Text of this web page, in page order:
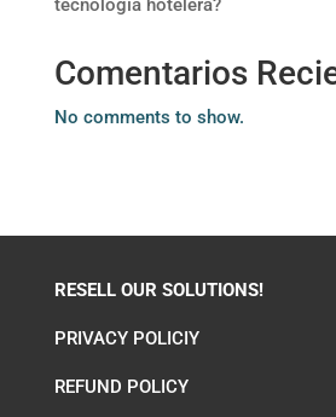
tecnología hotelera?
Comentarios
No comments to show.
RESELL OUR SOLUTIONS!
PRIVACY POLICIY
REFUND POLICY